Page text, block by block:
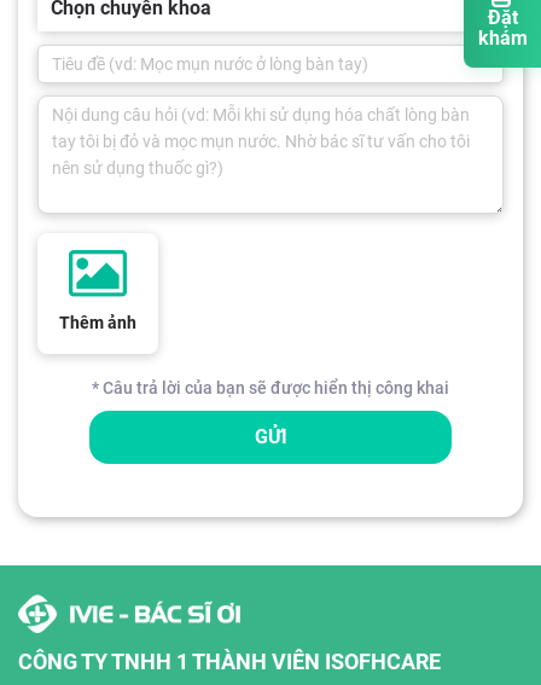
Đặt
khám
Chọn chuyên khoa
Thêm ảnh
* Câu trả lời của bạn sẽ được hiển thị công khai
GỬI
CÔNG TY TNHH 1 THÀNH VIÊN ISOFHCARE